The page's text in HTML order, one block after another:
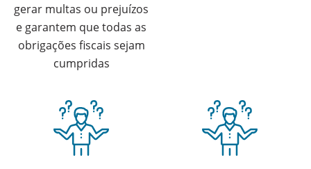
gerar multas ou prejuízos
e garantem que todas as
obrigações fiscais sejam
cumpridas